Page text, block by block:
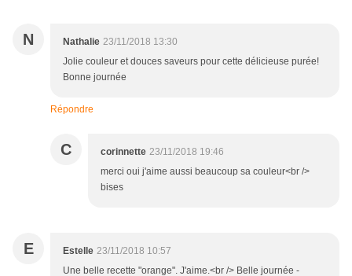
N Nathalie 23/11/2018 13:30
Jolie couleur et douces saveurs pour cette délicieuse purée!
Bonne journée
Répondre
C corinnette 23/11/2018 19:46
merci oui j'aime aussi beaucoup sa couleur<br />
bises
E Estelle 23/11/2018 10:57
Une belle recette "orange". J'aime.<br /> Belle journée -